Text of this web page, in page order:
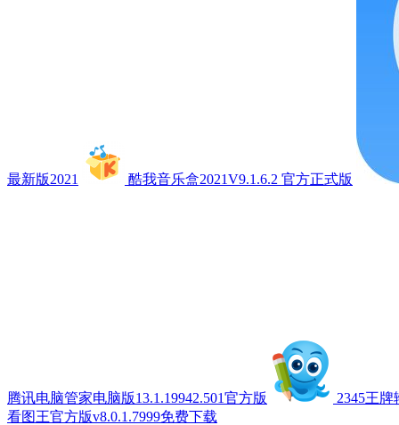
最新版2021 酷我音乐盒2021V9.1.6.2 官方正式版
腾讯电脑管家电脑版13.1.19942.501官方版
2345王牌
看图王官方版v8.0.1.7999免费下载